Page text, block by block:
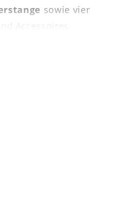
sowie vier
Accessoires